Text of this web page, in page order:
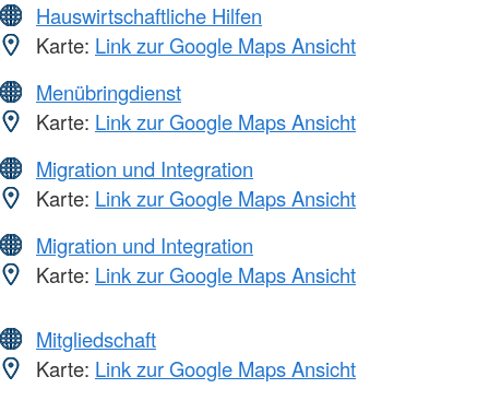
Hauswirtschaftliche Hilfen
Karte: Link zur Google Maps Ansicht
Menübringdienst
Karte: Link zur Google Maps Ansicht
Migration und Integration
Karte: Link zur Google Maps Ansicht
Migration und Integration
Karte: Link zur Google Maps Ansicht
Mitgliedschaft
Karte: Link zur Google Maps Ansicht